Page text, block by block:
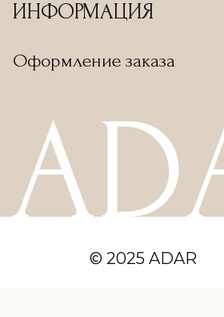
ИНФОРМАЦИЯ
Оформление заказа
© 2025 ADAR